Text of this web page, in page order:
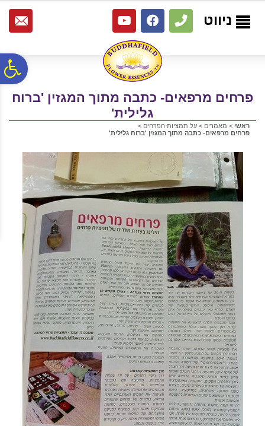
נגישות
אתר
המרכזי
ניווט
פרחים מרפאים- כתבה מתוך המגזין 'ברוח
גלילית'
ראשי > מאמרים > על תמציות הפרחים >
פרחים מרפאים- כתבה מתוך המגזין 'ברוח גלילית'